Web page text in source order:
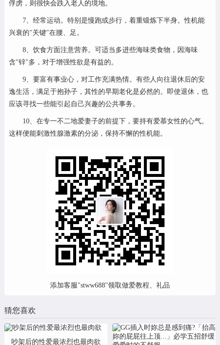
俘虏，则很快会跌入老人的境地。
7、经常运动。特别是慢跑或步行，着重锻炼下半身。性机能
兴衰的"关键"在腰、足。
8、饮食方面注意营养。可适当多进些海味类食物，因海味
含"锌"多，对于增强性欲是有益的。
9、要富有事业心，对工作充满热情。有些人向往退休后的安
逸生活，满足于抱孙子，其性的早期老化是必然的。即使退休，也
应该寻找一些能引起自己兴趣的公共事务。
10、在专一不二地爱妻子的前提下，要持有爱慕女性的心气。
这样便能刺激性腺激素的分泌，保持不懈的性机能。
添加客服"stww688"领取做爱教程、礼品
猜您喜欢
吵架后的性爱最浓烈也最肉欲